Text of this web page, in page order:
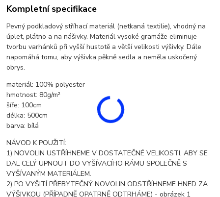
Kompletní specifikace
Pevný podkladový stříhací materiál (netkaná textilie), vhodný na
úplet, plátno a na nášivky. Materiál vysoké gramáže eliminuje
tvorbu varhánků při vyšší hustotě a větší velikosti výšivky. Dále
napomáhá tomu, aby výšivka pěkně sedla a neměla uskočený
obrys.
materiál: 100% polyester
hmotnost: 80g/m²
šíře: 100cm
délka: 500cm
barva: bílá
NÁVOD K POUŽITÍ:
1) NOVOLIN USTŘÍHNEME V DOSTATEČNÉ VELIKOSTI, ABY SE
DAL CELÝ UPNOUT DO VYŠÍVACÍHO RÁMU SPOLEČNĚ S
VYŠÍVANÝM MATERIÁLEM.
2) PO VYŠITÍ PŘEBYTEČNÝ NOVOLIN ODSTŘÍHNEME HNED ZA
VÝŠIVKOU (PŘÍPADNĚ OPATRNĚ ODTRHÁME) - obrázek 1